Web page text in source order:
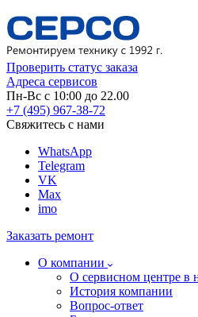
Проверить статус заказа
Адреса сервисов
Пн-Вс с 10:00 до 22.00
+7 (495) 967-38-72
Свяжитесь с нами
WhatsApp
Telegram
VK
Max
imo
Заказать ремонт
О компании
О сервисном центре в
История компании
Вопрос-ответ